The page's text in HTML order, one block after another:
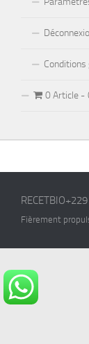
Conditions
0 Article
Fièrement